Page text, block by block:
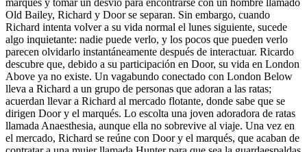
Old Bailey, Richard y Door se separan. Sin embargo, cuando
Richard intenta volver a su vida normal el lunes siguiente, sucede
algo inquietante: nadie puede verlo, y los pocos que pueden verlo
parecen olvidarlo instantáneamente después de interactuar. Ricardo
descubre que, debido a su participación en Door, su vida en London
Above ya no existe. Un vagabundo conectado con London Below
lleva a Richard a un grupo de personas que adoran a las ratas;
acuerdan llevar a Richard al mercado flotante, donde sabe que se
dirigen Door y el marqués. Lo escolta una joven adoradora de ratas
llamada Anaesthesia, aunque ella no sobrevive al viaje. Una vez en
el mercado, Richard se reúne con Door y el marqués, que acaban de